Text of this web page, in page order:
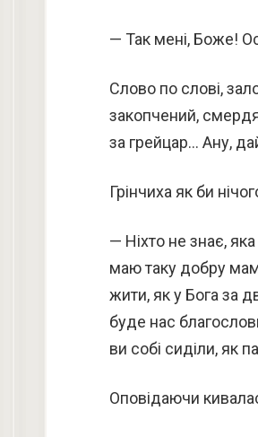
— Так мені, Боже!
Слово по слові,
закопчений,
за грейцар… Ану,
Грінчиха як би
— Ніхто не знає,
маю таку добру
жити, як у Бога за
буде нас
ви собі сиділи, як
Оповідаючи